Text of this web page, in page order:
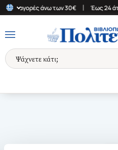
για αγορές άνω των 30€ | Έως 24